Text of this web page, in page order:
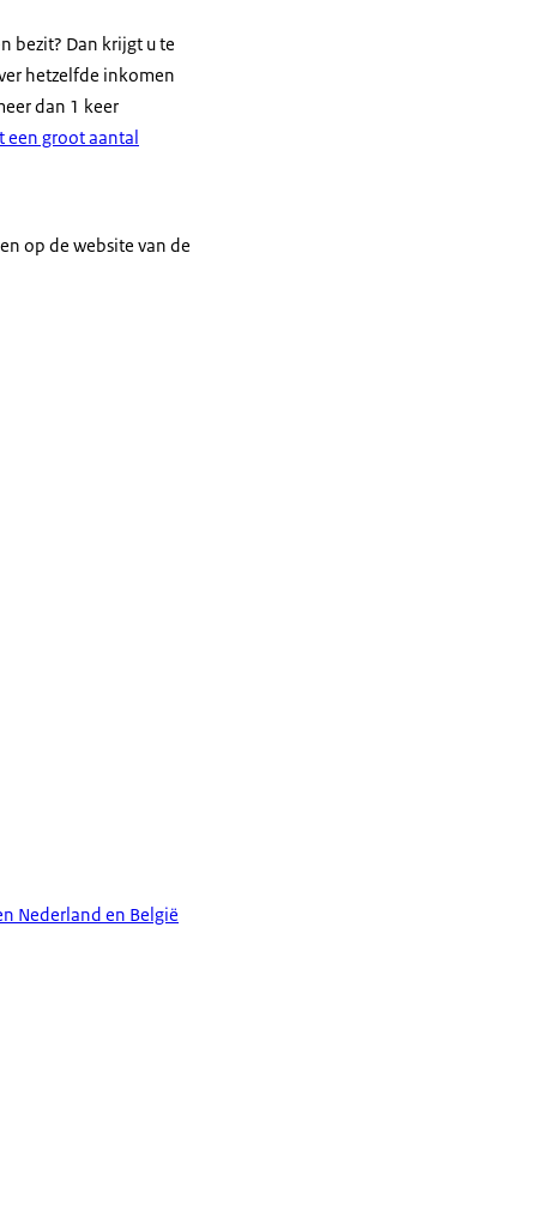
bezit? Dan krijgt u te
hetzelfde inkomen
dan 1 keer
een groot aantal
op de website van de
Nederland en België